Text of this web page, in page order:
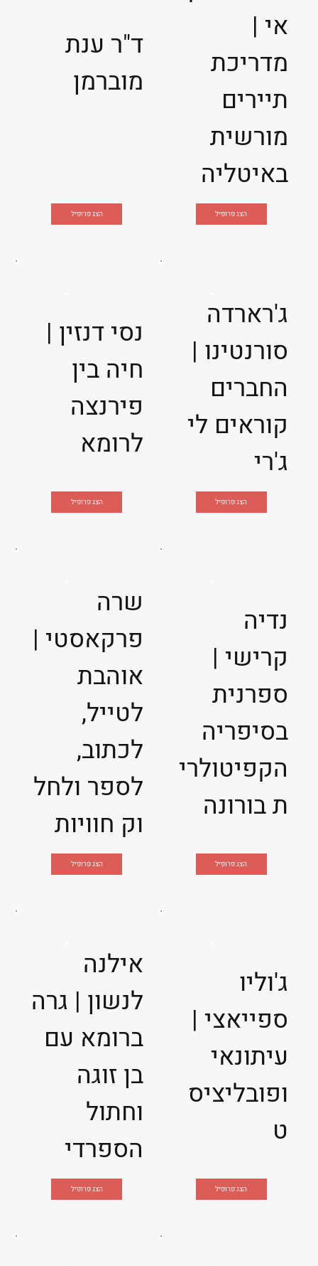
ד"ר ענת
מוברמן
הצג פרופיל
אי |
מדריכת
תיירים
מורשית
באיטליה
הצג פרופיל
נסי דנזין |
חיה בין
פירנצה
לרומא
הצג פרופיל
ג'רארדה
סורנטינו |
החברים
קוראים לי
ג'רי
הצג פרופיל
שרה
פרקאסטי |
אוהבת
לטייל,
לכתוב,
לספר ולחל
וק חוויות
הצג פרופיל
נדיה
קרישי |
ספרנית
בסיפריה
הקפיטולרי
ת בורונה
הצג פרופיל
אילנה
לנשון | גרה
ברומא עם
בן זוגה
וחתול
הספרדי
הצג פרופיל
ג'וליו
ספייאצי |
עיתונאי
ופובליציס
ט
הצג פרופיל